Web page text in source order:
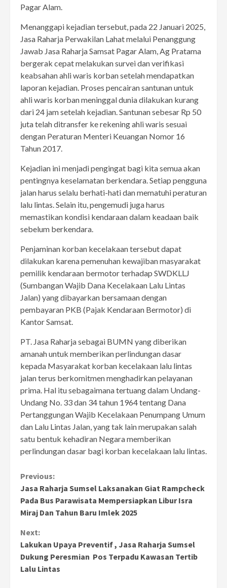
Pagar Alam.
Menanggapi kejadian tersebut, pada 22 Januari 2025,
Jasa Raharja Perwakilan Lahat melalui Penanggung
Jawab Jasa Raharja Samsat Pagar Alam, Ag Pratama
bergerak cepat melakukan survei dan verifikasi
keabsahan ahli waris korban setelah mendapatkan
laporan kejadian. Proses pencairan santunan untuk
ahli waris korban meninggal dunia dilakukan kurang
dari 24 jam setelah kejadian. Santunan sebesar Rp 50
juta telah ditransfer ke rekening ahli waris sesuai
dengan Peraturan Menteri Keuangan Nomor 16
Tahun 2017.
Kejadian ini menjadi pengingat bagi kita semua akan
pentingnya keselamatan berkendara. Setiap pengguna
jalan harus selalu berhati-hati dan mematuhi peraturan
lalu lintas. Selain itu, pengemudi juga harus
memastikan kondisi kendaraan dalam keadaan baik
sebelum berkendara.
Penjaminan korban kecelakaan tersebut dapat
dilakukan karena pemenuhan kewajiban masyarakat
pemilik kendaraan bermotor terhadap SWDKLLJ
(Sumbangan Wajib Dana Kecelakaan Lalu Lintas
Jalan) yang dibayarkan bersamaan dengan
pembayaran PKB (Pajak Kendaraan Bermotor) di
Kantor Samsat.
PT. Jasa Raharja sebagai BUMN yang diberikan
amanah untuk memberikan perlindungan dasar
kepada Masyarakat korban kecelakaan lalu lintas
jalan terus berkomitmen menghadirkan pelayanan
prima. Hal itu sebagaimana tertuang dalam Undang-
Undang No. 33 dan 34 tahun 1964 tentang Dana
Pertanggungan Wajib Kecelakaan Penumpang Umum
dan Lalu Lintas Jalan, yang tak lain merupakan salah
satu bentuk kehadiran Negara memberikan
perlindungan dasar bagi korban kecelakaan lalu lintas.
Continue
Reading
Previous:
Jasa Raharja Sumsel Laksanakan Giat Rampcheck
Pada Bus Parawisata Mempersiapkan Libur Isra
Miraj Dan Tahun Baru Imlek 2025
Next:
Lakukan Upaya Preventif , Jasa Raharja Sumsel
Dukung Peresmian Pos Terpadu Kawasan Tertib
Lalu Lintas